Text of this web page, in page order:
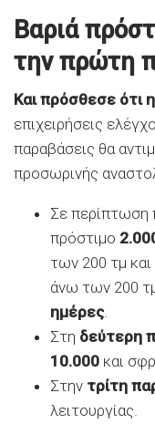
Βαριά
την πρώτη
Και πρόσθεσε ότι
επιχειρήσεις
παραβάσεις θα
προσωρινής
Σε περίπτωση
πρόστιμο
των 200 τμ και
άνω των 200
ημέρες.
Στη δεύτερη
10.000 και
Στην τρίτη
λειτουργίας.